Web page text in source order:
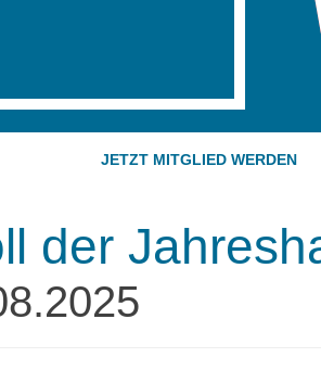
JETZT MITGLIED WERDEN
der